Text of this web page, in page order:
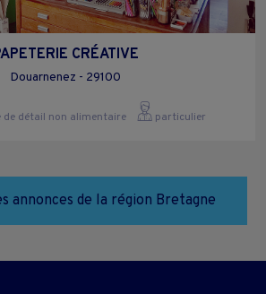
CRÉATIVE
Douarnenez - 29100
de détail non alimentaire particulier
annonces de la région Bretagne